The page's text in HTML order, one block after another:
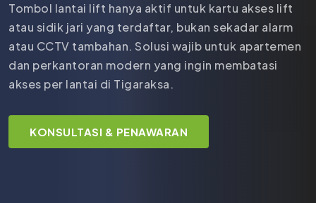
Tombol lantai lift hanya aktif untuk kartu akses lift
atau sidik jari yang terdaftar, bukan sekadar alarm
atau CCTV tambahan. Solusi wajib untuk apartemen
dan perkantoran modern yang ingin membatasi
akses per lantai di Tigaraksa.
KONSULTASI & PENAWARAN